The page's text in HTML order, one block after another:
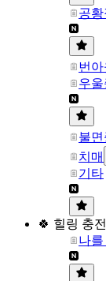
공황
번아
우울
불면
치매
기타
🍀 힐링 충
나